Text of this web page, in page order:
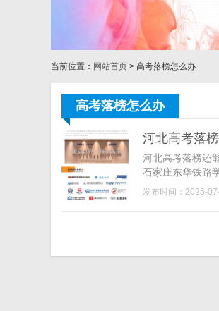
当前位置： 网站首页 > 高考落榜怎么办
高考落榜怎么办
河北高考落
河北高考落榜还
石家庄东华铁路
发布时间：2025-